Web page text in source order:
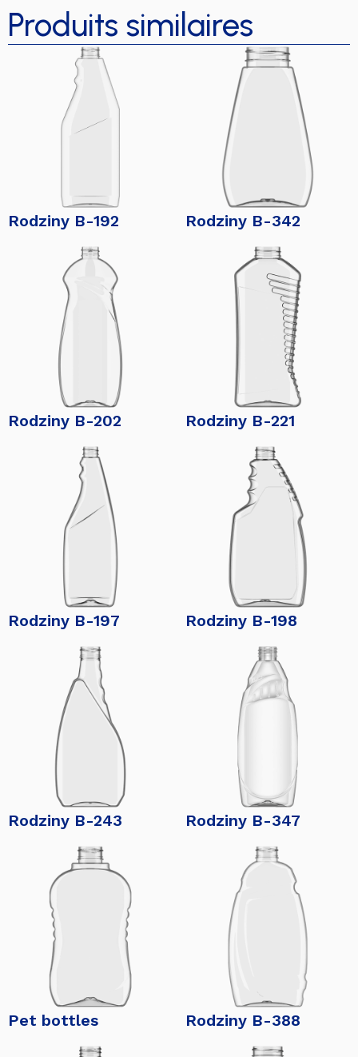
Produits similaires
Rodziny B-192 Rodziny B-342
Rodziny B-202 Rodziny B-221
Rodziny B-197 Rodziny B-198
Rodziny B-243 Rodziny B-347
Pet bottles Rodziny B-388